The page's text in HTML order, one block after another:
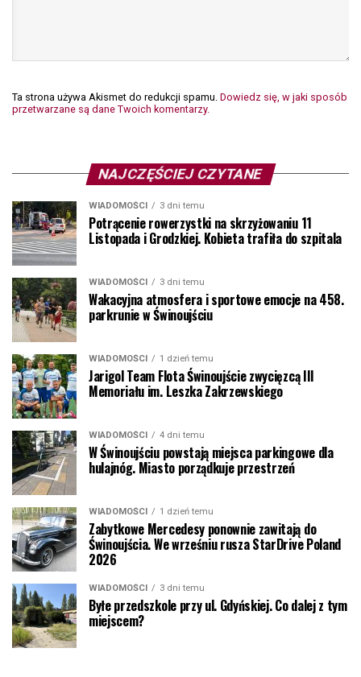
Ta strona używa Akismet do redukcji spamu. Dowiedz się, w jaki sposób
przetwarzane są dane Twoich komentarzy.
NAJCZĘŚCIEJ CZYTANE
WIADOMOŚCI 3 dni temu
Potrącenie rowerzystki na skrzyżowaniu 11
Listopada i Grodzkiej. Kobieta trafiła do szpitala
WIADOMOŚCI 3 dni temu
Wakacyjna atmosfera i sportowe emocje na 458.
parkrunie w Świnoujściu
WIADOMOŚCI 1 dzień temu
Jarigol Team Flota Świnoujście zwycięzcą III
Memoriału im. Leszka Zakrzewskiego
WIADOMOŚCI 4 dni temu
W Świnoujściu powstają miejsca parkingowe dla
hulajnóg. Miasto porządkuje przestrzeń
WIADOMOŚCI 1 dzień temu
Zabytkowe Mercedesy ponownie zawitają do
Świnoujścia. We wrześniu rusza StarDrive Poland
2026
WIADOMOŚCI 3 dni temu
Byłe przedszkole przy ul. Gdyńskiej. Co dalej z tym
miejscem?